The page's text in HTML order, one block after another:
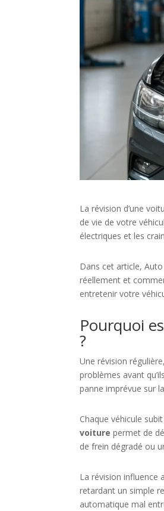
La révision d’une
de vie de votre
électriques et les
Dans cet article,
réellement et
entretenir votre
Pourquoi
?
Une révision
problèmes avant
panne imprévue sur
Chaque véhicule
voiture permet de
de frein dégradé ou
La révision influence
retardant un simple
automatique mal